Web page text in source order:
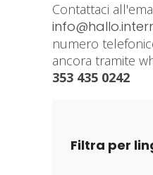
Contattaci
numero
ancora tramite
353 435 0242
Filtra per